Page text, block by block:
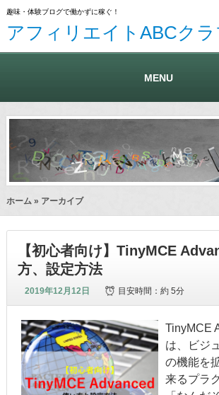
趣味・体験ブログで働かずに稼ぐ！
アフィリエイトABCク
MENU
ホーム » アーカイブ
【初心者向け】TinyMCE
方、設定方法
2019年12月12日 目安時間：約 5分
TinyMCE
は、ビジ
の機能を
来るプラ